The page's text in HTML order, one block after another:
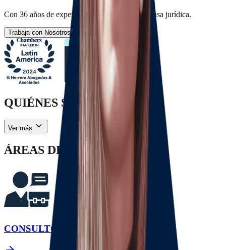
Con 36 años de experiencia en asesoría & defensa jurídica.
Trabaja con Nosotros
QUIÉNES SOMOS
Ver más
ÁREAS DE PRÁCTICA
CONSULTORÍA